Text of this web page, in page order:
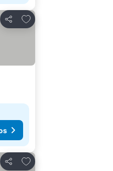
Compartir
Añadir a favoritos
Compartir
Añadir a favoritos